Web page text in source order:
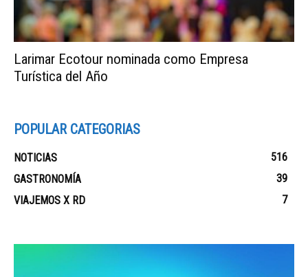
Larimar Ecotour nominada como Empresa
Turística del Año
POPULAR CATEGORIAS
NOTICIAS
516
GASTRONOMÍA
39
VIAJEMOS X RD
7